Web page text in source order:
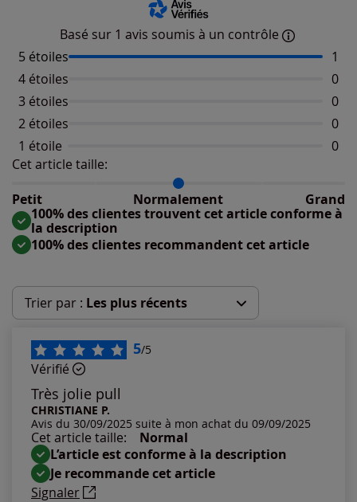
Basé sur 1 avis soumis à un contrôle
5 étoiles
1
4 étoiles
0
3 étoiles
0
2 étoiles
0
1 étoile
0
Cet article taille:
Petit
Normalement Grand
Répartition du taillant selon les avis clients
Taille normalement : 100%
Taille grand : 0%
100% des clientes trouvent cet article conforme à
la description
100% des clientes recommandent cet article
Trier par : Les plus récents
Les plus récents
Les plus anciens
Notes les plus élevées
Notes les plus basses
5/5
Vérifié
Très jolie pull
CHRISTIANE P.
Avis du 30/09/2025 suite à mon achat du 09/09/2025
Cet article taille:
Normal
L’article est conforme à la description
Je recommande cet article
Signaler